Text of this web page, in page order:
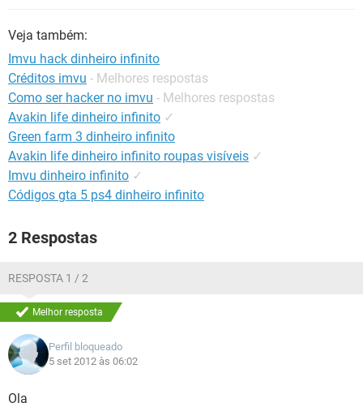
Veja também:
Imvu hack dinheiro infinito
Créditos imvu - Melhores respostas
Como ser hacker no imvu - Melhores respostas
Avakin life dinheiro infinito ✓
Green farm 3 dinheiro infinito
Avakin life dinheiro infinito roupas visíveis ✓
Imvu dinheiro infinito ✓
Códigos gta 5 ps4 dinheiro infinito
2 Respostas
RESPOSTA 1 / 2
Melhor resposta
Perfil bloqueado
5 set 2012 às 06:02
Ola